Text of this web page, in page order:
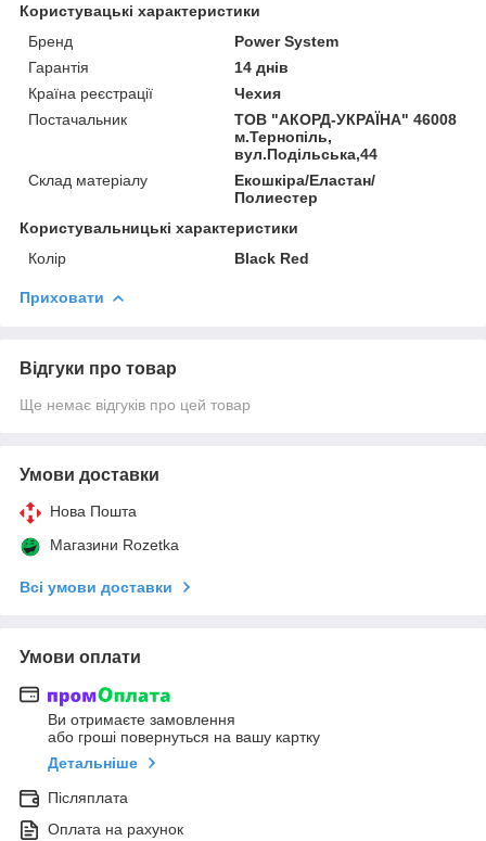
Користувацькi характеристики
Бренд
Power System
Гарантія
14 днів
Країна реєстрації
Чехия
Постачальник
ТОВ "АКОРД-УКРАЇНА" 46008
м.Тернопіль,
вул.Подільська,44
Склад матеріалу
Екошкіра/Еластан/
Полиестер
Користувальницькі характеристики
Колір
Black Red
Приховати
Відгуки про товар
Ще немає відгуків про цей товар
Умови доставки
Нова Пошта
Магазини Rozetka
Всі умови доставки
Умови оплати
Ви отримаєте замовлення
або гроші повернуться на вашу картку
Детальніше
Післяплата
Оплата на рахунок